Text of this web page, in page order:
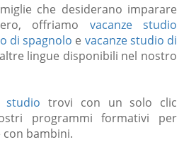
che desiderano imparare
offriamo vacanze studio
di spagnolo e vacanze studio di
lingue disponibili nel nostro
studio trovi con un solo clic
programmi formativi per
con bambini.